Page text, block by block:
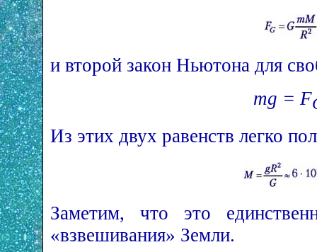
и второй закон Ньютона для
mg = F
Из этих двух равенств легко
Заметим, что это
«взвешивания» Земли.